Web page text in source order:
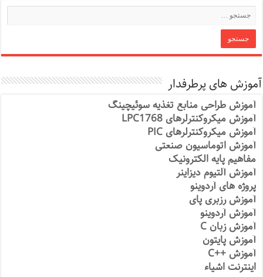
آموزش های پرطرفدار
آموزش طراحی منابع تغذیه سوئیچینگ
آموزش میکروکنترلرهای LPC1768
آموزش میکروکنترلرهای PIC
آموزش اتوماسیون صنعتی
مفاهیم پایه الکترونیک
آموزش آلتیوم دیزاینر
پروژه های آردوینو
آموزش رزبری پای
آموزش آردوینو
آموزش زبان C
آموزش پایتون
آموزش ++C
اینترنت اشیاء